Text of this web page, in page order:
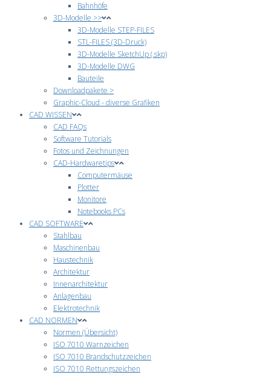
Bahnhöfe
3D-Modelle >>
3D-Modelle STEP-FILES
STL-FILES (3D-Druck)
3D-Modelle SketchUp (.skp)
3D-Modelle DWG
Bauteile
Downloadpakete >
Graphic-Cloud - diverse Grafiken
CAD WISSEN
CAD FAQs
Software Tutorials
Fotos und Zeichnungen
CAD-Hardwaretips
Computermäuse
Plotter
Monitore
Notebooks PCs
CAD SOFTWARE
Stahlbau
Maschinenbau
Haustechnik
Architektur
Innenarchitektur
Anlagenbau
Elektrotechnik
CAD NORMEN
Normen (Übersicht)
ISO 7010 Warnzeichen
ISO 7010 Brandschutzzeichen
ISO 7010 Rettungszeichen